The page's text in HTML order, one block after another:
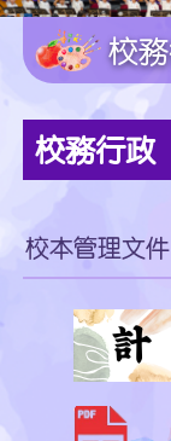
校
校務行政
校本管理文件